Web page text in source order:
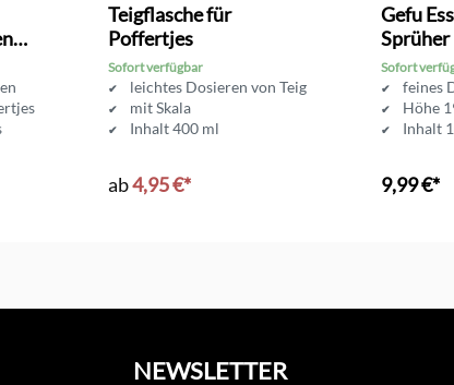
Teigflasche für
Poffertjes
Sofort verfügbar
leichtes Dosieren von Teig
mit Skala
Inhalt 400 ml
ab4,95 €*
Gefu
Sprüher
Sofort
feines
Höhe
Inhalt
9,99 €*
NEWSLETTER